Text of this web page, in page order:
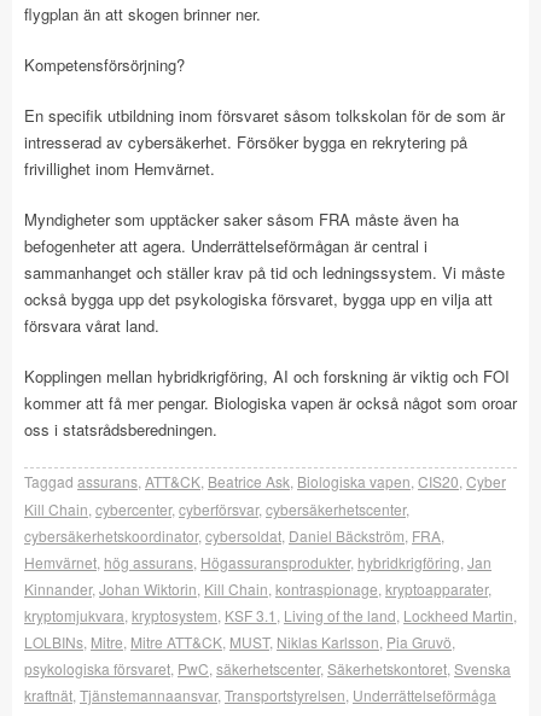
flygplan än att skogen brinner ner.
Kompetensförsörjning?
En specifik utbildning inom försvaret såsom tolkskolan för de som är
intresserad av cybersäkerhet. Försöker bygga en rekrytering på
frivillighet inom Hemvärnet.
Myndigheter som upptäcker saker såsom FRA måste även ha
befogenheter att agera. Underrättelseförmågan är central i
sammanhanget och ställer krav på tid och ledningssystem. Vi måste
också bygga upp det psykologiska försvaret, bygga upp en vilja att
försvara vårat land.
Kopplingen mellan hybridkrigföring, AI och forskning är viktig och FOI
kommer att få mer pengar. Biologiska vapen är också något som oroar
oss i statsrådsberedningen.
Taggad assurans ATT&CK Beatrice Ask Biologiska vapen CIS20 Cyber
Kill Chain cybercenter, cyberförsvar, cybersäkerhetscenter,
cybersäkerhetskoordinator, cybersoldat Daniel Bäckström FRA
Hemvärnet hög assurans Högassuransprodukter, hybridkrigföring Jan
Kinnander, Johan Wiktorin Kill Chain kontraspionage kryptoapparater,
kryptomjukvara kryptosystem KSF 3.1 Living of the land Lockheed Martin
LOLBINs Mitre Mitre ATT&CK MUST, Niklas Karlsson Pia Gruvö
psykologiska försvaret PwC säkerhetscenter, Säkerhetskontoret Svenska
kraftnät Tjänstemannaansvar, Transportstyrelsen Underrättelseförmåga